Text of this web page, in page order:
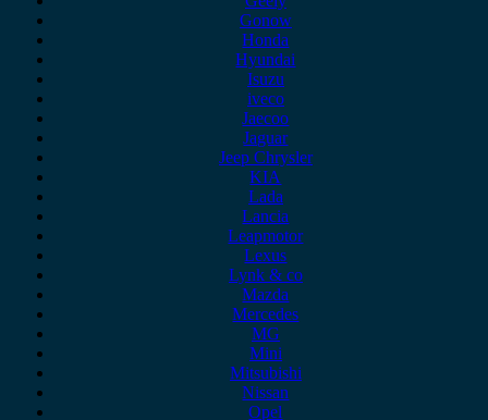
Gonow
Honda
Hyundai
Isuzu
iveco
Jaecoo
Jaguar
Jeep Chrysler
KIA
Lada
Lancia
Leapmotor
Lexus
Lynk & co
Mazda
Mercedes
MG
Mini
Mitsubishi
Nissan
Opel